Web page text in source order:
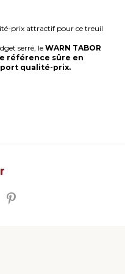
prix attractif pour ce treuil
serré, le WARN TABOR
référence sûre en
qualité-prix.